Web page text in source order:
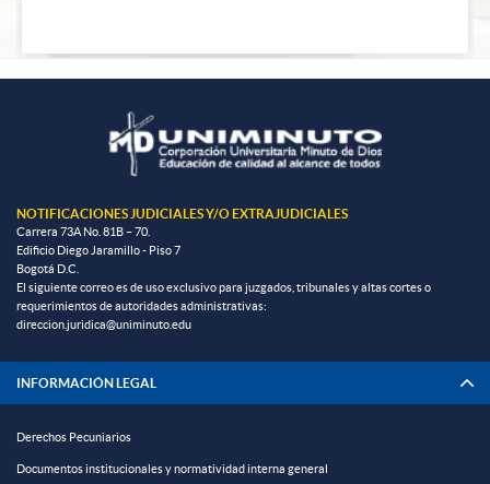
NOTIFICACIONES JUDICIALES Y/O EXTRAJUDICIALES
Carrera 73A No. 81B – 70.
Edificio Diego Jaramillo - Piso 7
Bogotá D.C.
El siguiente correo es de uso exclusivo para juzgados, tribunales y altas cortes o
requerimientos de autoridades administrativas:
direccion.juridica@uniminuto.edu
INFORMACIÓN LEGAL
Derechos Pecuniarios
Documentos institucionales y normatividad interna general